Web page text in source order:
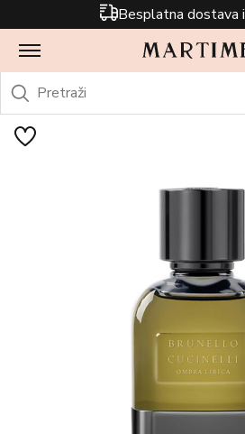
Besplatna dostava